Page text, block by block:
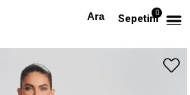
Sepetim0
Otrişli Payetli Mini Mor Tasarım Elbise